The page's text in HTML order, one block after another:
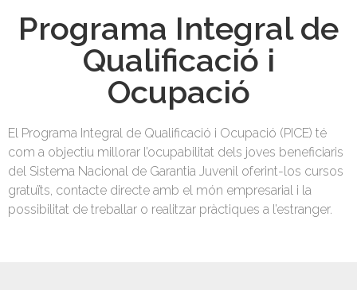
Programa Integral de
Qualificació i
Ocupació
El Programa Integral de Qualificació i Ocupació (PICE) té
com a objectiu millorar l’ocupabilitat dels joves beneficiaris
del Sistema Nacional de Garantia Juvenil oferint-los cursos
gratuïts, contacte directe amb el món empresarial i la
possibilitat de treballar o realitzar pràctiques a l’estranger.